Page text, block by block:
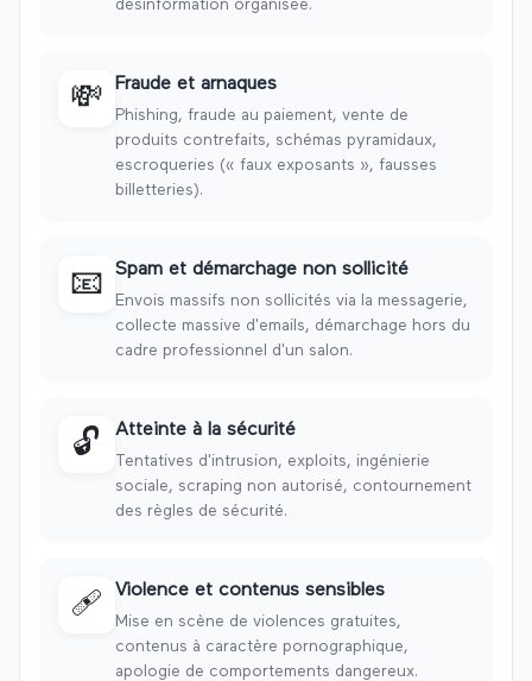
désinformation organisée.
💸 Fraude et arnaques
Phishing, fraude au paiement, vente de
produits contrefaits, schémas pyramidaux,
escroqueries (« faux exposants », fausses
billetteries).
📧 Spam et démarchage non sollicité
Envois massifs non sollicités via la messagerie,
collecte massive d'emails, démarchage hors du
cadre professionnel d'un salon.
🔓 Atteinte à la sécurité
Tentatives d'intrusion, exploits, ingénierie
sociale, scraping non autorisé, contournement
des règles de sécurité.
🩹 Violence et contenus sensibles
Mise en scène de violences gratuites,
contenus à caractère pornographique,
apologie de comportements dangereux.